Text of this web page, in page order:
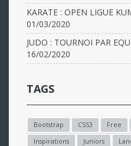
KARATE : OPEN LIGUE
01/03/2020
JUDO : TOURNOI PAR
16/02/2020
TAGS
Bootstrap CSS3 Free
Inspirations
Juniors